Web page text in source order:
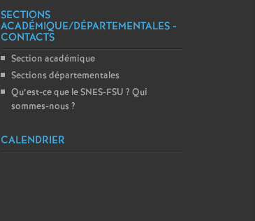
SECTIONS
ACADÉMIQUE/DÉPARTEMENTALES -
CONTACTS
Section académique
Sections départementales
Qu’est-ce que le SNES-FSU ? Qui
sommes-nous ?
CALENDRIER